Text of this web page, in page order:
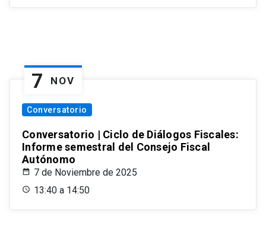
7 NOV
Conversatorio
Conversatorio | Ciclo de Diálogos Fiscales:
Informe semestral del Consejo Fiscal
Autónomo
7 de Noviembre de 2025
13:40 a 14:50